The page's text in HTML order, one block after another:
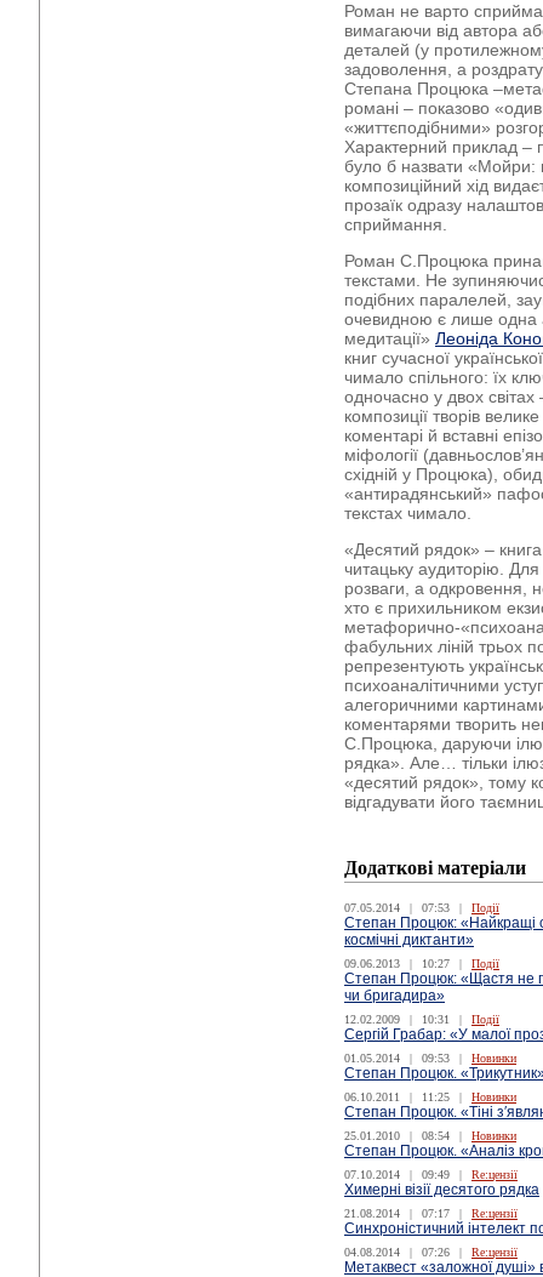
Роман не варто
вимагаючи від автора
деталей (у
задоволення, а
Степана Процюка
романі – показово
«життєподібними»
Характерний приклад –
було б назвати «Мойри:
композиційний хід
прозаїк одразу
сприймання.
Роман С.Процюка
текстами. Не
подібних паралелей,
очевидною є лише одна
медитації» Леоніда
книг сучасної
чимало спільного: їх
одночасно у двох
композиції творів
коментарі й вставні
міфології
східній у Процюка),
«антирадянський»
текстах чимало.
«Десятий рядок» –
читацьку аудиторію. Для
розваги, а одкровення,
хто є прихильником
метафорично-
фабульних ліній трьох
репрезентують
психоаналітичними
алегоричними
коментарями творить
С.Процюка, даруючи
рядка». Але… тільки
«десятий рядок», тому
відгадувати його
Додаткові матеріали
07.05.2014 | 07:53 | Події
Степан Процюк: «Найкращі
космічні диктанти»
09.06.2013 | 10:27 | Події
Степан Процюк: «Щастя не
чи бригадира»
12.02.2009 | 10:31 | Події
Сергій Грабар: «У малої
01.05.2014 | 09:53 | Новинки
Степан Процюк.
06.10.2011 | 11:25 | Новинки
Степан Процюк. «Тіні
25.01.2010 | 08:54 | Новинки
Cтепан Процюк. «Аналіз
07.10.2014 | 09:49 | Re:цензії
Химерні візії десятого рядка
21.08.2014 | 07:17 | Re:цензії
Синхроністичний інтелект
04.08.2014 | 07:26 | Re:цензії
Метаквест «заложної душі»